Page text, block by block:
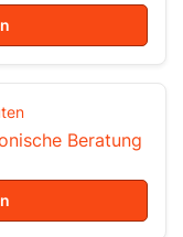
Beratung